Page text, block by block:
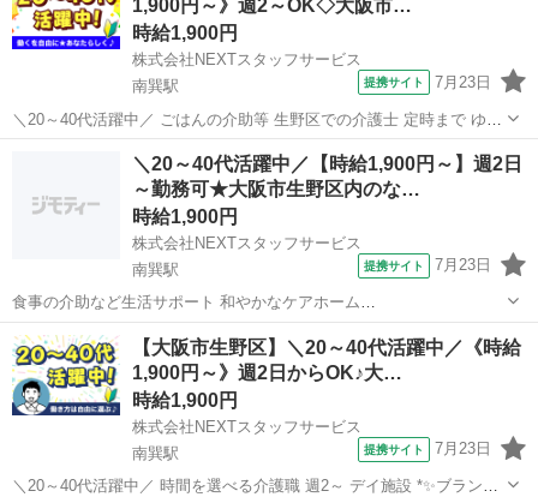
╰━━━━━━v━━━━━━╯ ...
1,900円～》週2～OK◇大阪市…
時給1,900円
株式会社NEXTスタッフサービス
南巽駅
提携サイト 7月23日
＼20～40代活躍中／ ごはんの介助等 生野区での介護士 定時まで ゆっ
たり施設 */* *フォロー体制ばっちりの環境!* *＼* ゆとりのある人員体
制で、ブランクのある方や経験が少ない方でも安心◎ 利用者さんが安
介護
＼20～40代活躍中／【時給1,900円～】週2日
～勤務可★大阪市生野区内のな…
時給1,900円
株式会社NEXTスタッフサービス
南巽駅
提携サイト 7月23日
食事の介助など生活サポート 和やかなケアホーム
╭━━━━━━━━━━━━━╮ *週2日～選べる時間!希望シフト制*
生活スタイルに合わせて働ける自由度高めの介護ワーク♪ ▼おすすめ
ポイント ✅日勤/夜勤どちらも...
大阪 南巽駅 介護
【大阪市生野区】＼20～40代活躍中／《時給
1,900円～》週2日からOK♪大…
時給1,900円
株式会社NEXTスタッフサービス
南巽駅
提携サイト 7月23日
＼20～40代活躍中／ 時間を選べる介護職 週2～ デイ施設 *✨ブランク